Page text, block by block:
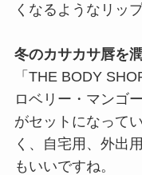
くなるようなリッ
冬のカサカサ唇を
「THE BODY
ロベリー・マンゴ
がセットになって
く、自宅用、外出
もいいですね。